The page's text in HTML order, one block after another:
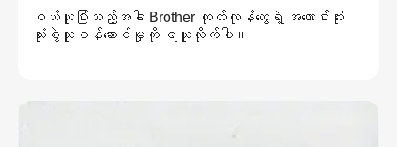
ဝယ်ယူပြီးသည့်အခါ Brother ထုတ်ကုန်တွေရဲ့ အကောင်းဆုံး
သုံးစွဲသူဝန်ဆောင်မှုကို ရယူလိုက်ပါ။